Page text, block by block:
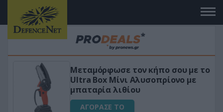
Μεταμόρφωσε τον κήπο σου με το
Ultra Box Μίνι Αλυσοπρίονο με
μπαταρία λιθίου
ΑΓΟΡΑΣΕ ΤΟ